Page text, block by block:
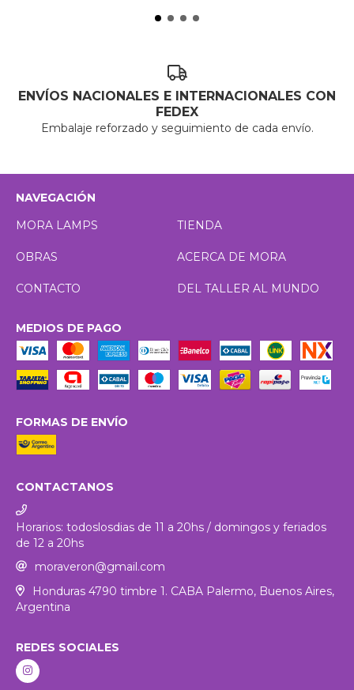
ENVÍOS NACIONALES E INTERNACIONALES CON
FEDEX
Embalaje reforzado y seguimiento de cada envío.
NAVEGACIÓN
MORA LAMPS
TIENDA
OBRAS ACERCA DE MORA
CONTACTO DEL TALLER AL MUNDO
MEDIOS DE PAGO
FORMAS DE ENVÍO
CONTACTANOS
Horarios: todoslosdias de 11 a 20hs / domingos y feriados
de 12 a 20hs
moraveron@gmail.com
Honduras 4790 timbre 1. CABA Palermo, Buenos Aires,
Argentina
REDES SOCIALES